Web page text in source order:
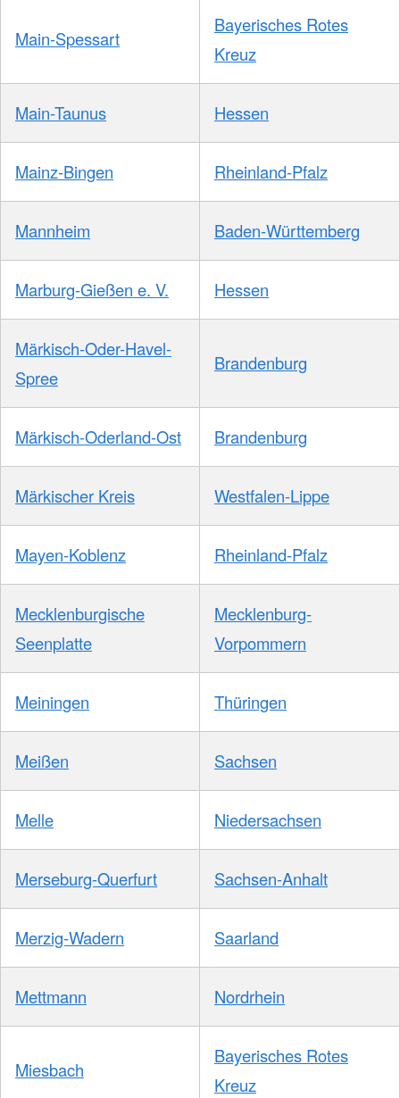
Main-Spessart
Bayerisches Rotes
Kreuz
Main-Taunus Hessen
Mainz-Bingen Rheinland-Pfalz
Mannheim Baden-Württemberg
Marburg-Gießen e. V. Hessen
Märkisch-Oder-Havel-
Spree
Brandenburg
Märkisch-Oderland-Ost Brandenburg
Märkischer Kreis Westfalen-Lippe
Mayen-Koblenz Rheinland-Pfalz
Mecklenburgische
Seenplatte
Mecklenburg-
Vorpommern
Meiningen Thüringen
Meißen Sachsen
Melle Niedersachsen
Merseburg-Querfurt Sachsen-Anhalt
Merzig-Wadern Saarland
Mettmann Nordrhein
Miesbach
Bayerisches Rotes
Kreuz